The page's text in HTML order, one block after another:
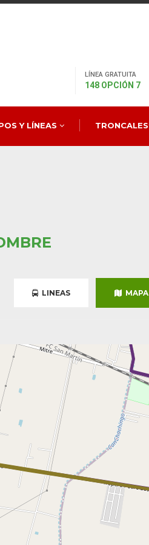
LÍNEA GRATUITA
148 OPCIÓN 7
Y LÍNEAS TRONCALES
LINEAS MAPA